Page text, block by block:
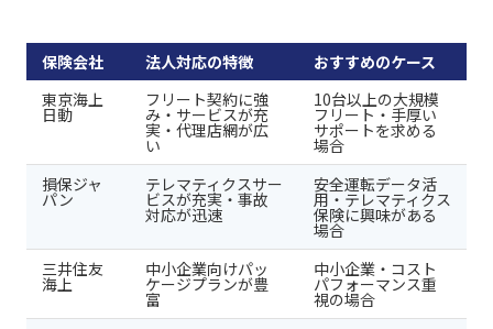
保険会社 法人対応の特徴
おすすめのケース
東京海上
日動
フリート契約に強
み・サービスが充
実・代理店網が広
い
10台以上の大規模
フリート・手厚い
サポートを求める
場合
損保ジャ
パン
テレマティクスサー
ビスが充実・事故
対応が迅速
安全運転データ活
用・テレマティクス
保険に興味がある
場合
三井住友
海上
中小企業向けパッ
ケージプランが豊
富
中小企業・コスト
パフォーマンス重
視の場合